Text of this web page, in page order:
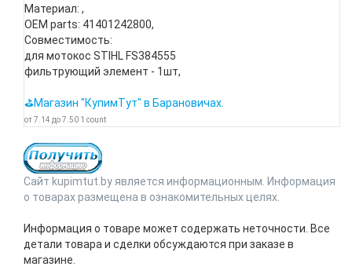
Материал: ,
OEM parts: 41401242800,
Совместимость:
для мотокос STIHL FS384555
фильтрующий элемент - 1шт,
⛳Магазин "КупимТут" в Барановичах.
от7.14 до7.50 1 count
Сайт kupimtut.by является информационным. Информация
о товарах размещена в ознакомительных целях.
Информация о товаре может содержать неточности. Все
детали товара и сделки обсуждаются при заказе в
магазине.